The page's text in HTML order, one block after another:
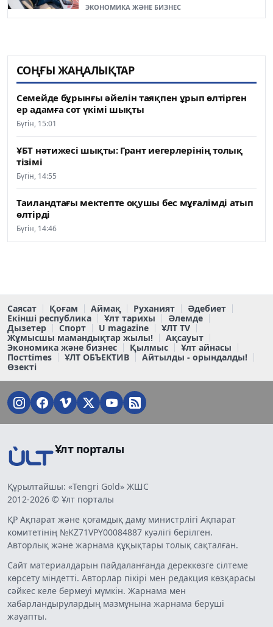
ЭКОНОМИКА ЖӘНЕ БИЗНЕС
СОҢҒЫ ЖАҢАЛЫҚТАР
Семейде бұрынғы әйелін таяқпен ұрып өлтірген
ер адамға сот үкімі шықты
Бүгін, 15:01
ҰБТ нәтижесі шықты: Грант иегерлерінің толық
тізімі
Бүгін, 14:55
Таиландтағы мектепте оқушы бес мұғалімді атып
өлтірді
Бүгін, 14:46
Саясат Қоғам Аймақ Руханият
Әдебиет
Екінші республика
Ұлт тарихы
Әлемде
Дызетер
Спорт U magazine
ҰЛТ TV
Жұмысшы мамандықтар жылы!
Ақсауыт
Экономика және бизнес
Қылмыс
Ұлт айнасы
Постtimes
ҰЛТ ОБЪЕКТИВ
Айтылды - орындалды!
Өзекті
Ұлт порталы
Құрылтайшы: «Tengri Gold» ЖШС
2012-2026 © Ұлт порталы
ҚР Ақпарат және қоғамдық даму министрлігі Ақпарат
комитетінің №KZ71VPY00084887 куәлігі берілген.
Авторлық және жарнама құқықтары толық сақталған.
Сайт материалдарын пайдаланғанда дереккөзге сілтеме
көрсету міндетті. Авторлар пікірі мен редакция көзқарасы
сәйкес келе бермеуі мүмкін. Жарнама мен
хабарландырулардың мазмұнына жарнама беруші
жауапты.